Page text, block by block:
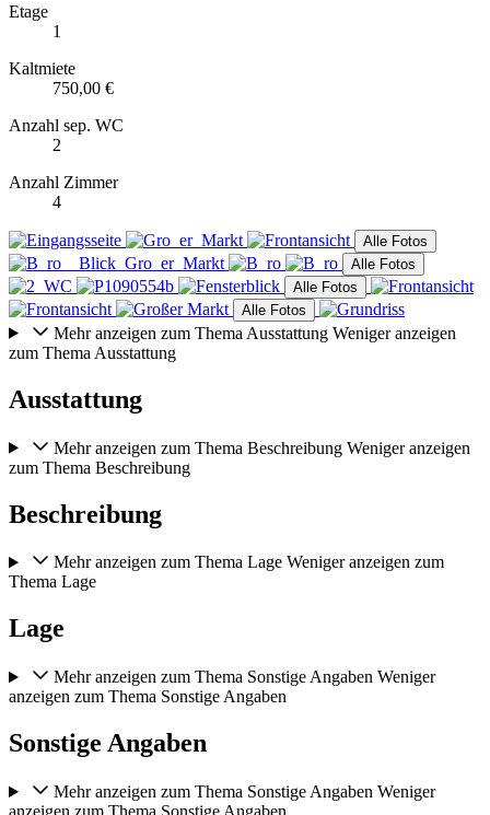
Etage
1
Kaltmiete
750,00 €
Anzahl sep. WC
2
Anzahl Zimmer
4
Alle Fotos
Alle Fotos
Alle Fotos
Alle Fotos
Mehr anzeigen zum Thema Ausstattung Weniger anzeigen
zum Thema Ausstattung
Ausstattung
Mehr anzeigen zum Thema Beschreibung Weniger anzeigen
zum Thema Beschreibung
Beschreibung
Mehr anzeigen zum Thema Lage Weniger anzeigen zum
Thema Lage
Lage
Mehr anzeigen zum Thema Sonstige Angaben Weniger
anzeigen zum Thema Sonstige Angaben
Sonstige Angaben
Mehr anzeigen zum Thema Sonstige Angaben Weniger
anzeigen zum Thema Sonstige Angaben